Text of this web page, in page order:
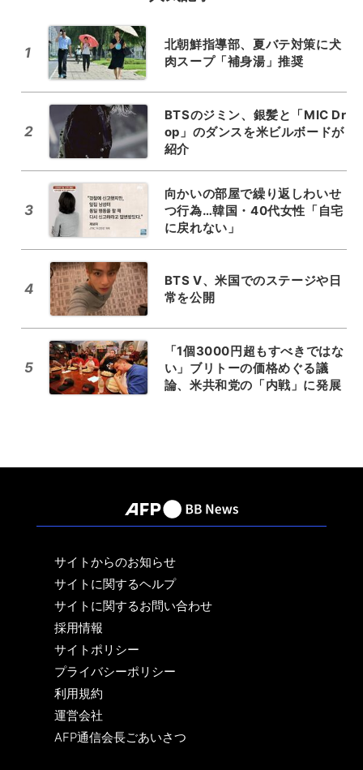
1
北朝鮮指導部、夏バテ対策に犬
肉スープ「補身湯」推奨
2
BTSのジミン、銀髪と「MIC Dr
op」のダンスを米ビルボードが
紹介
3
向かいの部屋で繰り返しわいせ
つ行為…韓国・40代女性「自宅
に戻れない」
4
BTS V、米国でのステージや日
常を公開
5
「1個3000円超もすべきではな
い」ブリトーの価格めぐる議
論、米共和党の「内戦」に発展
サイトからのお知らせ
サイトに関するヘルプ
サイトに関するお問い合わせ
採用情報
サイトポリシー
プライバシーポリシー
利用規約
運営会社
AFP通信会長ごあいさつ